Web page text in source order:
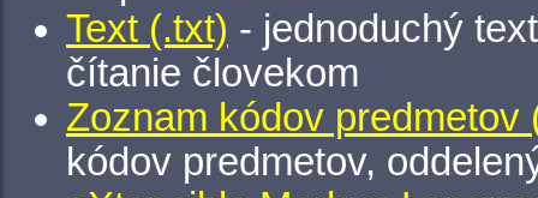
Text (.txt) - jednoduchý
čítanie človekom
Zoznam kódov predmetov
kódov predmetov,